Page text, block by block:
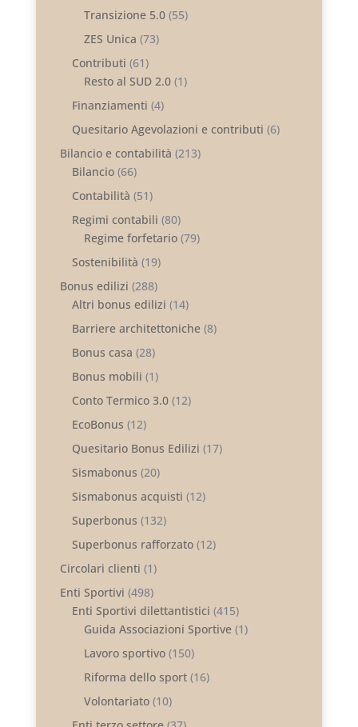
Transizione 5.0(55)
ZES Unica (73)
Contributi (61)
Resto al SUD 2.0(1)
Finanziamenti (4)
Quesitario Agevolazioni e contributi (6)
Bilancio e contabilità (213)
Bilancio(66)
Contabilità (51)
Regimi contabili (80)
Regime forfetario(79)
Sostenibilità (19)
Bonus edilizi (288)
Altri bonus edilizi (14)
Barriere architettoniche(8)
Bonus casa (28)
Bonus mobili (1)
Conto Termico 3.0(12)
EcoBonus (12)
Quesitario Bonus Edilizi (17)
Sismabonus (20)
Sismabonus acquisti (12)
Superbonus (132)
Superbonus rafforzato(12)
Circolari clienti (1)
Enti Sportivi (498)
Enti Sportivi dilettantistici (415)
Guida Associazioni Sportive(1)
Lavoro sportivo(150)
Riforma dello sport(16)
Volontariato(10)